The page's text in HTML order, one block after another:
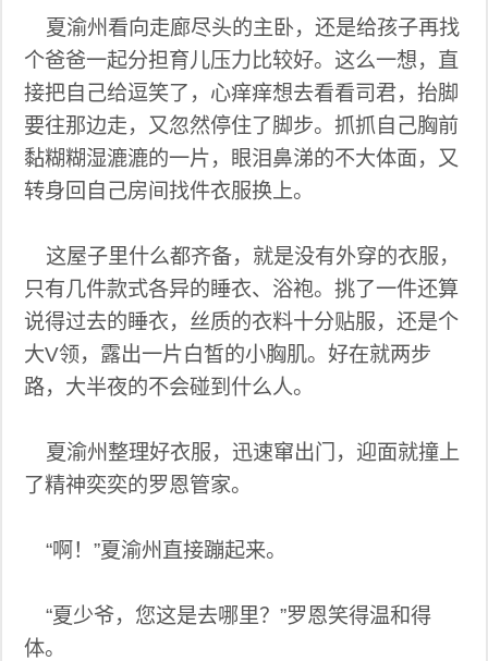
夏渝州看向走廊尽头的主卧，还是给孩子再找
个爸爸一起分担育儿压力比较好。这么一想，直
接把自己给逗笑了，心痒痒想去看看司君，抬脚
要往那边走，又忽然停住了脚步。抓抓自己胸前
黏糊糊湿漉漉的一片，眼泪鼻涕的不大体面，又
转身回自己房间找件衣服换上。
这屋子里什么都齐备，就是没有外穿的衣服，
只有几件款式各异的睡衣、浴袍。挑了一件还算
说得过去的睡衣，丝质的衣料十分贴服，还是个
大V领，露出一片白皙的小胸肌。好在就两步
路，大半夜的不会碰到什么人。
夏渝州整理好衣服，迅速窜出门，迎面就撞上
了精神奕奕的罗恩管家。
“啊！”夏渝州直接蹦起来。
“夏少爷，您这是去哪里？”罗恩笑得温和得
体。